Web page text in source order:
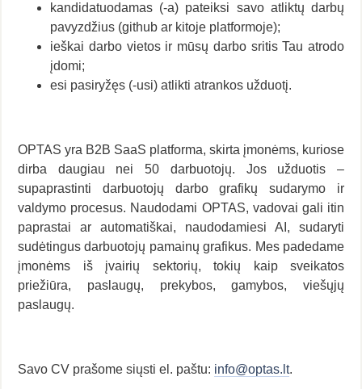
kandidatuodamas (-a) pateiksi savo atliktų darbų
pavyzdžius (github ar kitoje platformoje);
ieškai darbo vietos ir mūsų darbo sritis Tau atrodo
įdomi;
esi pasiryžęs (-usi) atlikti atrankos užduotį.
OPTAS yra B2B SaaS platforma, skirta įmonėms, kuriose
dirba daugiau nei 50 darbuotojų. Jos užduotis –
supaprastinti darbuotojų darbo grafikų sudarymo ir
valdymo procesus. Naudodami OPTAS, vadovai gali itin
paprastai ar automatiškai, naudodamiesi AI, sudaryti
sudėtingus darbuotojų pamainų grafikus. Mes padedame
įmonėms iš įvairių sektorių, tokių kaip sveikatos
priežiūra, paslaugų, prekybos, gamybos, viešųjų
paslaugų.
Savo CV prašome siųsti el. paštu: info@optas.lt.